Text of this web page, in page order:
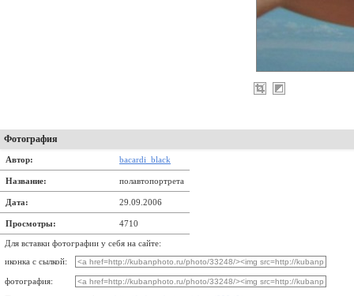
Фотография
Автор: bacardi_black
Название: полавтопортрета
Дата: 29.09.2006
Просмотры: 4710
Для вставки фотографии у себя на сайте:
иконка с сылкой:
фотография: